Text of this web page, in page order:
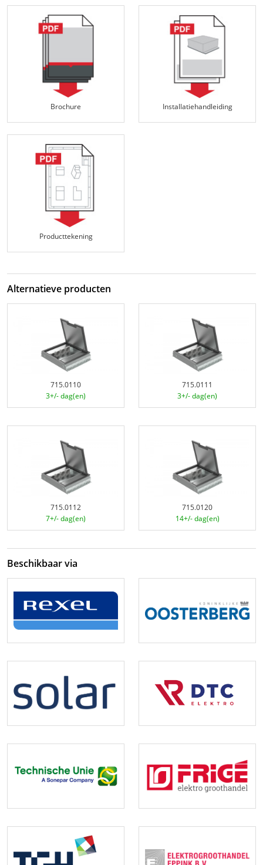
Brochure Installatiehandleiding
Producttekening
Alternatieve producten
715.0110
3+/- dag(en)
715.0111
3+/- dag(en)
715.0112
7+/- dag(en)
715.0120
14+/- dag(en)
Beschikbaar via